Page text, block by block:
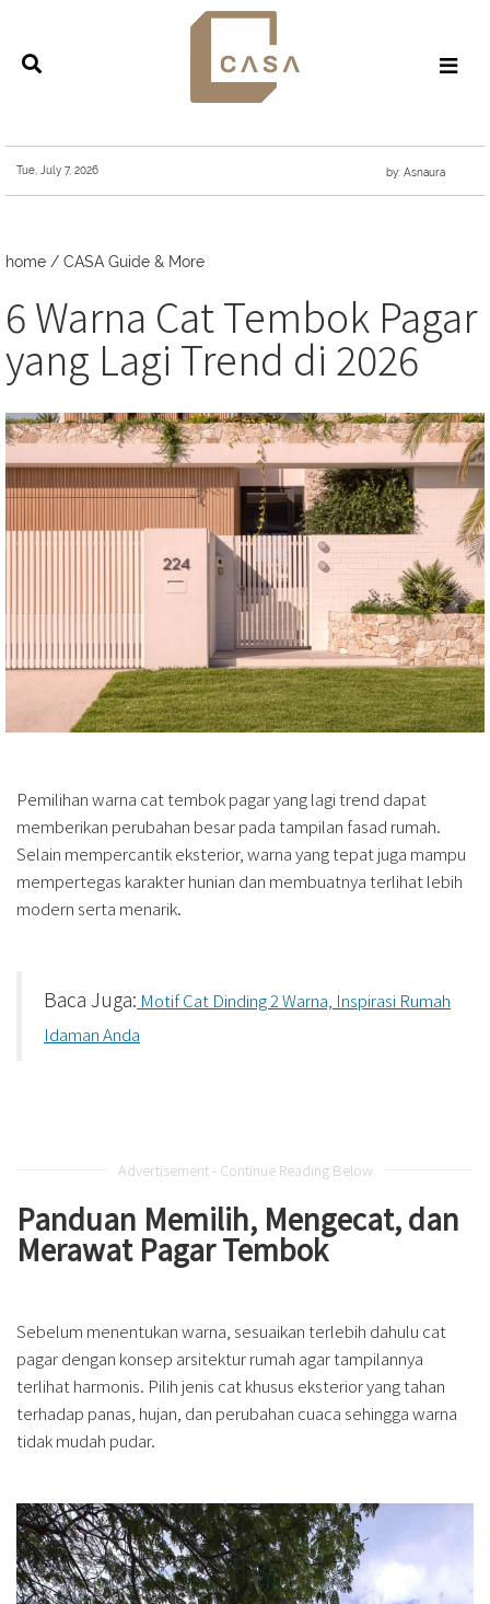
Tue, July 7, 2026 by: Asnaura
home / CASA Guide & More
6 Warna Cat Tembok Pagar
yang Lagi Trend di 2026
Pemilihan warna cat tembok pagar yang lagi trend dapat
memberikan perubahan besar pada tampilan fasad rumah.
Selain mempercantik eksterior, warna yang tepat juga mampu
mempertegas karakter hunian dan membuatnya terlihat lebih
modern serta menarik.
Baca Juga: Motif Cat Dinding 2 Warna, Inspirasi Rumah
Idaman Anda
Advertisement - Continue Reading Below
Panduan Memilih, Mengecat, dan
Merawat Pagar Tembok
Sebelum menentukan warna, sesuaikan terlebih dahulu cat
pagar dengan konsep arsitektur rumah agar tampilannya
terlihat harmonis. Pilih jenis cat khusus eksterior yang tahan
terhadap panas, hujan, dan perubahan cuaca sehingga warna
tidak mudah pudar.